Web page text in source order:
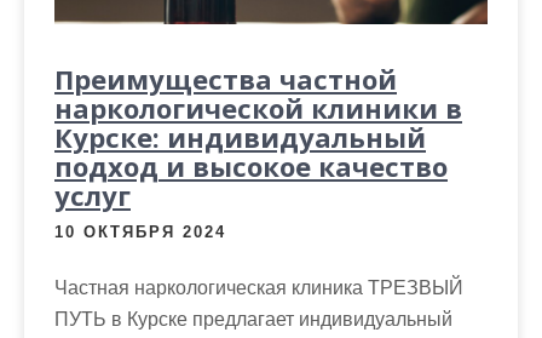
Преимущества частной
наркологической клиники в
Курске: индивидуальный
подход и высокое качество
услуг
10 ОКТЯБРЯ 2024
Частная наркологическая клиника ТРЕЗВЫЙ
ПУТЬ в Курске предлагает индивидуальный